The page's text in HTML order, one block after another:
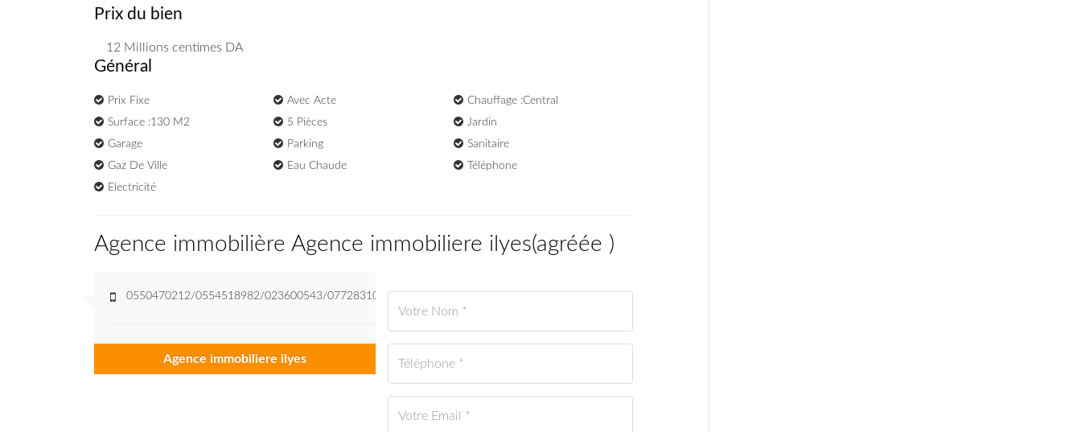
Prix du bien
12 Millions centimes DA
Général
Prix Fixe Avec Acte
Chauffage :Central
Surface :130 M2
5 Pièces
Jardin
Garage
Parking
Sanitaire
Gaz De Ville
Eau Chaude
Téléphone
Electricité
Agence immobilière Agence immobiliere ilyes(agréée )
0550470212/0554518982/023600543/0772831004
Agence immobiliere ilyes